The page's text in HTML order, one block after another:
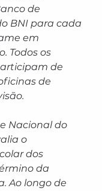
de
BNI para cada
em
Todos os
de
de
Nacional do
o
dos
da
Ao longo de